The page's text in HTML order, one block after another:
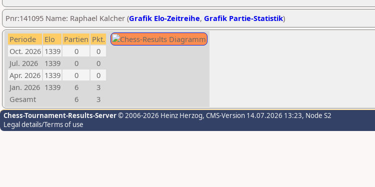
Pnr:141095 Name: Raphael Kalcher (Grafik Elo-Zeitreihe, Grafik Partie-Statistik)
Periode Elo Partien Pkt.
Oct. 2026 1339 0
0
Jul. 2026
1339 0
0
Apr. 2026 1339 0
0
Jan. 2026 1339 6
3
Gesamt
6 3
Chess-Tournament-Results-Server© 2006-2026 Heinz Herzog, CMS-Version 14.07.2026 13:23, Node S2
Legal details/Terms of use